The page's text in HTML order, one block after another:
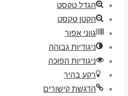
הגדל טקסט
הקטן טקסט
גווני אפור
ניגודיות גבוהה
ניגודיות הפוכה
רקע בהיר
הדגשת קישורים